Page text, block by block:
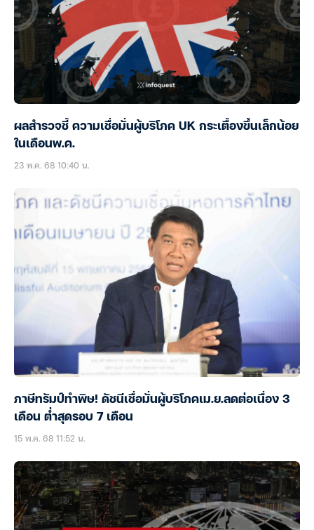
ผลสำรวจชี้ ความเชื่อมั่นผู้บริโภค UK กระเตื้องขึ้นเล็กน้อย
ในเดือนพ.ค.
23 พ.ค. 68 10:40 น.
ภาษีทรัมป์ทำพิษ! ดัชนีเชื่อมั่นผู้บริโภคเม.ย.ลดต่อเนื่อง 3
เดือน ต่ำสุดรอบ 7 เดือน
15 พ.ค. 68 11:52 น.